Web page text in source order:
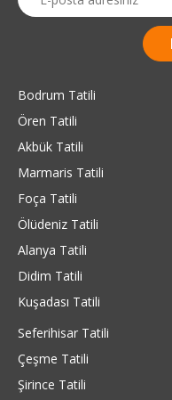
Bodrum Tatili
Ören Tatili
Akbük Tatili
Marmaris Tatili
Foça Tatili
Ölüdeniz Tatili
Alanya Tatili
Didim Tatili
Kuşadası Tatili
Seferihisar Tatili
Çeşme Tatili
Şirince Tatili